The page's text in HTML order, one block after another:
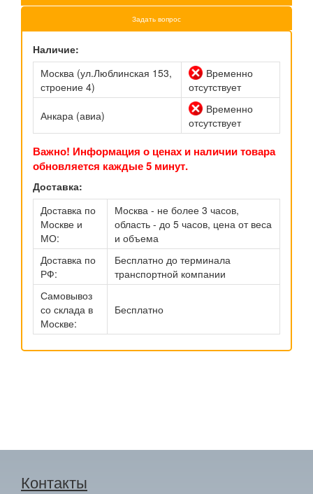
Задать вопрос
Наличие:
Москва (ул.Люблинская 153,
строение 4)
Временно
отсутствует
Анкара (авиа)
Временно
отсутствует
Важно! Информация о ценах и наличии товара
обновляется каждые 5 минут.
Доставка:
Доставка по
Москве и
МО:
Москва - не более 3 часов,
область - до 5 часов, цена от веса
и объема
Доставка по
РФ:
Бесплатно до терминала
транспортной компании
Самовывоз
со склада в
Москве:
Бесплатно
Контакты